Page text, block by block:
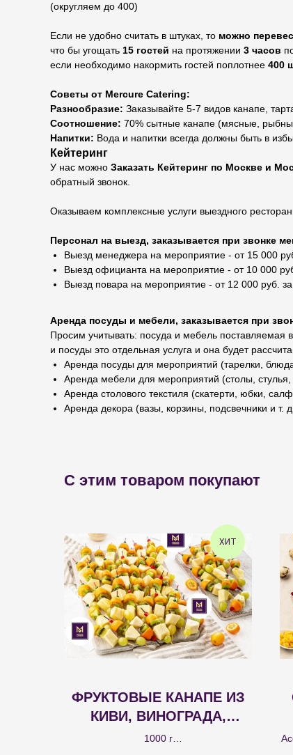
(округляем до 400)
Если не удобно считать в штуках, то можно
что бы угощать 15 гостей на протяжении 3 часов
если необходимо накормить гостей поплотнее 400
Советы от Mercure Catering:
Разнообразие: Заказывайте 5-7 видов канапе,
Соотношение: 70% сытные канапе (мясные,
Напитки: Вода и напитки всегда должны быть в
Кейтеринг
У нас можно Заказать Кейтеринг по Москве и
обратный звонок.
Оказываем комплексные услуги выездного
Персонал на выезд, заказывается при звонке
Выезд менеджера на мероприятие - от 15 000
Выезд официанта на мероприятие - от 10 000
Выезд повара на мероприятие - от 12 000 руб.
Аренда посуды и мебели, заказывается при
Просим учитывать: посуда и мебель поставляемая
и посуды это отдельная услуга и она будет
Аренда посуды для мероприятий (тарелки,
Аренда мебели для мероприятий (столы,
Аренда столового текстиля (скатерти, юбки,
Аренда декора (вазы, корзины, подсвечники и т.
С этим товаром покупают
ХИТ
ФРУКТОВЫЕ КАНАПЕ ИЗ
КИВИ, ВИНОГРАДА,
АНАНАСА И КУМКВАТА 40
1000 г